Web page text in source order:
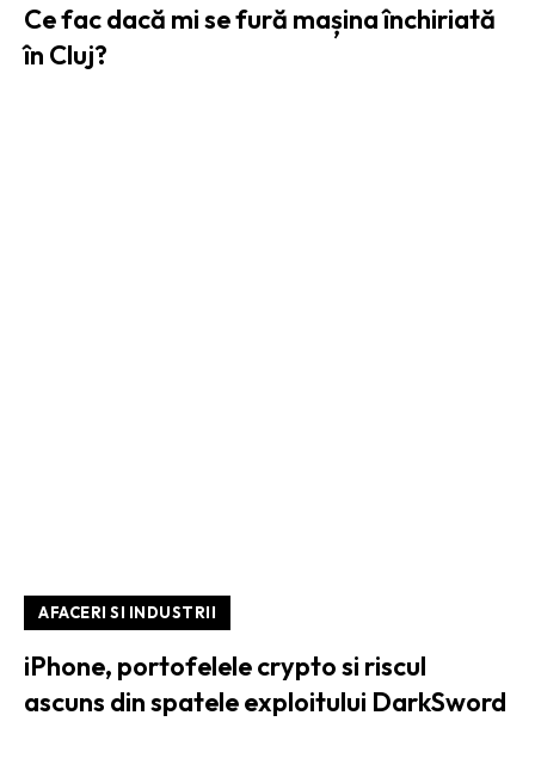
Ce fac dacă mi se fură mașina închiriată
în Cluj?
AFACERI SI INDUSTRII
iPhone, portofelele crypto si riscul
ascuns din spatele exploitului DarkSword